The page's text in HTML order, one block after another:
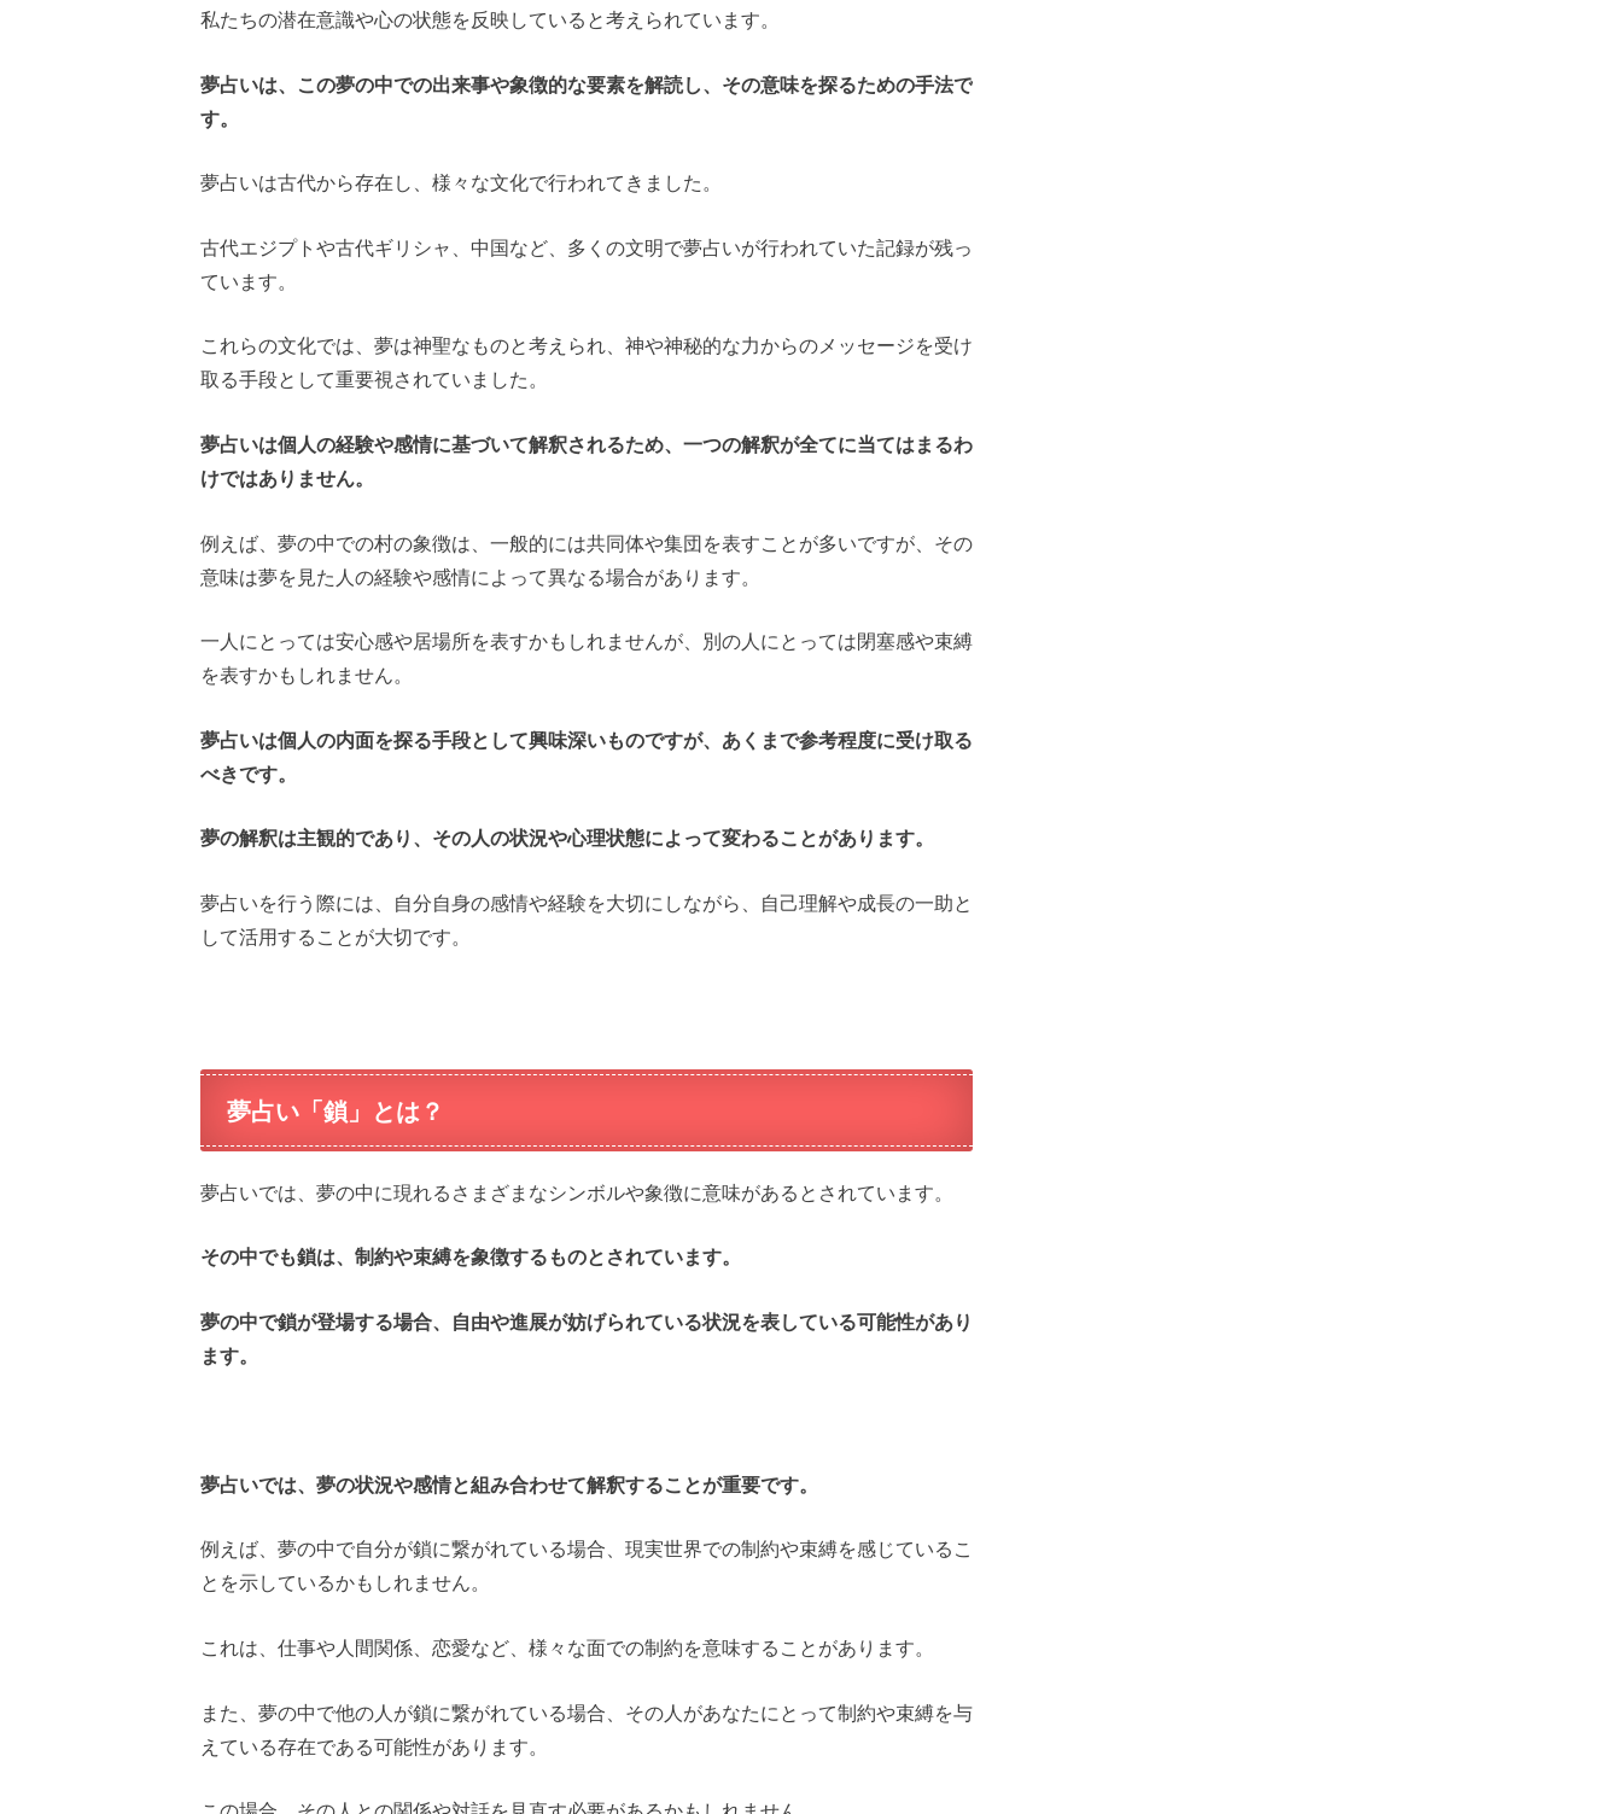
私たちの潜在意識や心の状態を反映していると考えられています。
夢占いは、この夢の中での出来事や象徴的な要素を解読し、その意味を探るための手法で
す。
夢占いは古代から存在し、様々な文化で行われてきました。
古代エジプトや古代ギリシャ、中国など、多くの文明で夢占いが行われていた記録が残っ
ています。
これらの文化では、夢は神聖なものと考えられ、神や神秘的な力からのメッセージを受け
取る手段として重要視されていました。
夢占いは個人の経験や感情に基づいて解釈されるため、一つの解釈が全てに当てはまるわ
けではありません。
例えば、夢の中での村の象徴は、一般的には共同体や集団を表すことが多いですが、その
意味は夢を見た人の経験や感情によって異なる場合があります。
一人にとっては安心感や居場所を表すかもしれませんが、別の人にとっては閉塞感や束縛
を表すかもしれません。
夢占いは個人の内面を探る手段として興味深いものですが、あくまで参考程度に受け取る
べきです。
夢の解釈は主観的であり、その人の状況や心理状態によって変わることがあります。
夢占いを行う際には、自分自身の感情や経験を大切にしながら、自己理解や成長の一助と
して活用することが大切です。
夢占い「鎖」とは？
夢占いでは、夢の中に現れるさまざまなシンボルや象徴に意味があるとされています。
その中でも鎖は、制約や束縛を象徴するものとされています。
夢の中で鎖が登場する場合、自由や進展が妨げられている状況を表している可能性があり
ます。
夢占いでは、夢の状況や感情と組み合わせて解釈することが重要です。
例えば、夢の中で自分が鎖に繋がれている場合、現実世界での制約や束縛を感じているこ
とを示しているかもしれません。
これは、仕事や人間関係、恋愛など、様々な面での制約を意味することがあります。
また、夢の中で他の人が鎖に繋がれている場合、その人があなたにとって制約や束縛を与
えている存在である可能性があります。